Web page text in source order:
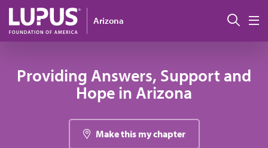
Pasar al contenido principal
Arizona
Providing Answers, Support and
Hope in Arizona
Make this my chapter